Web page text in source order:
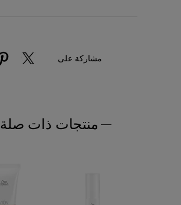
مشاركة على
منتجات ذات صلة